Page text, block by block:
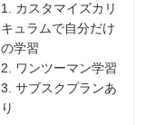
1. カスタマイズカリ
キュラムで自分だけ
の学習
2. ワンツーマン学習
3. サブスクプランあ
り